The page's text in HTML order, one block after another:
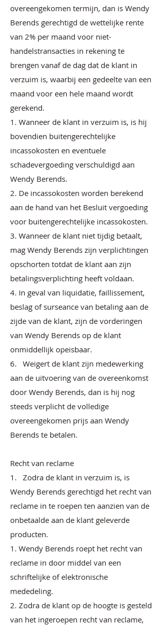
overeengekomen termijn, dan is Wendy
Berends gerechtigd de wettelijke rente
van 2% per maand voor niet-
handelstransacties in rekening te
brengen vanaf de dag dat de klant in
verzuim is, waarbij een gedeelte van een
maand voor een hele maand wordt
gerekend.
1. Wanneer de klant in verzuim is, is hij
bovendien buitengerechtelijke
incassokosten en eventuele
schadevergoeding verschuldigd aan
Wendy Berends.
2. De incassokosten worden berekend
aan de hand van het Besluit vergoeding
voor buitengerechtelijke incassokosten.
3. Wanneer de klant niet tijdig betaalt,
mag Wendy Berends zijn verplichtingen
opschorten totdat de klant aan zijn
betalingsverplichting heeft voldaan.
4. In geval van liquidatie, faillissement,
beslag of surseance van betaling aan de
zijde van de klant, zijn de vorderingen
van Wendy Berends op de klant
onmiddellijk opeisbaar.
6. Weigert de klant zijn medewerking
aan de uitvoering van de overeenkomst
door Wendy Berends, dan is hij nog
steeds verplicht de volledige
overeengekomen prijs aan Wendy
Berends te betalen.
Recht van reclame
1. Zodra de klant in verzuim is, is
Wendy Berends gerechtigd het recht van
reclame in te roepen ten aanzien van de
onbetaalde aan de klant geleverde
producten.
1. Wendy Berends roept het recht van
reclame in door middel van een
schriftelijke of elektronische
mededeling.
2. Zodra de klant op de hoogte is gesteld
van het ingeroepen recht van reclame,